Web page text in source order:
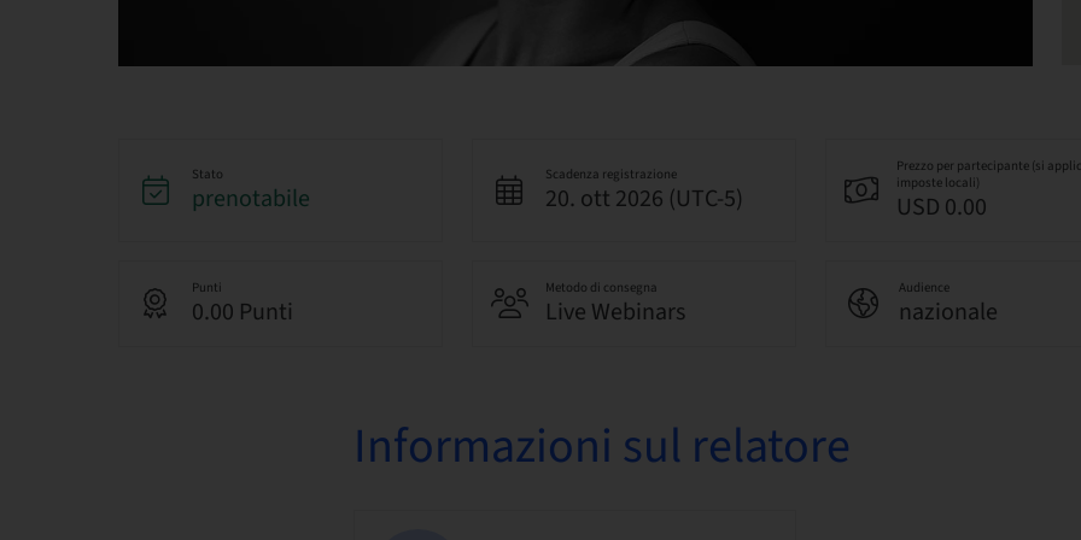
Stato
prenotabile
Scadenza registrazione
20. ott 2026 (UTC-5)
Prezzo per partecipante (si
imposte locali)
USD 0.00
Punti
0.00 Punti
Metodo di consegna
Live Webinars
Audience
nazionale
Informazioni sul relatore